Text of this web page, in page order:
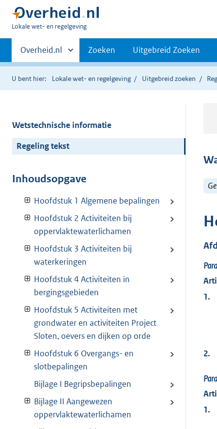
U
hier:
Lokale wet- en regelgeving
Primaire
navigatie
Andere
sites
binnen
Overheid.nl Zoeken Uitgebreid Zoeken
U bent hier: Lokale wet- en regelgeving Uitgebreid zoeken
Wetstechnische informatie
Regeling tekst
Inhoudsopgave
Hoofdstuk 1 Algemene bepalingen
Hoofdstuk 2 Activiteiten bij
oppervlaktewaterlichamen
Hoofdstuk 3 Activiteiten bij
waterkeringen
Hoofdstuk 4 Activiteiten in
bergingsgebieden
Hoofdstuk 5 Activiteiten met
grondwater en activiteiten Project
Sloten, oevers en dijken op orde
Hoofdstuk 6 Overgangs- en
slotbepalingen
Bijlage I Begripsbepalingen
Bijlage II Aangewezen
oppervlaktewaterlichamen
1.
2.
1.